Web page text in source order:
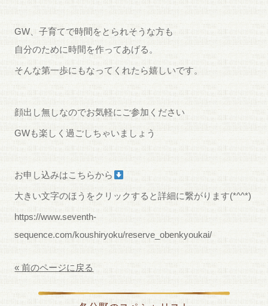
GW、子育てで時間をとられそうな方も
自分のために時間を作ってあげる。
そんな第一歩にもなってくれたら嬉しいです。
顔出し無しなのでお気軽にご参加ください
GWも楽しく過ごしちゃいましょう
お申し込みはこちらから
大きい文字のほうをクリックすると詳細に繋がります(*^^*)
https://www.seventh-
sequence.com/koushiryoku/reserve_obenkyoukai/
« 前のページに戻る